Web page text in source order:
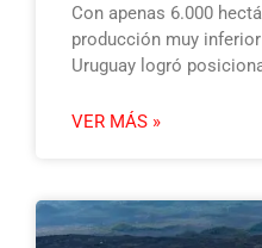
Con apenas 6.000
producción muy
Uruguay logró
VER MÁS »